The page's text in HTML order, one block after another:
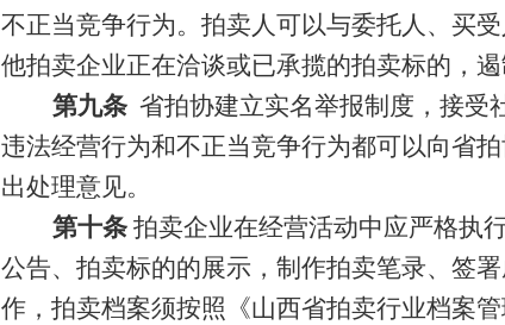
不正当竞争行为。拍卖人可以与委托人、买
他拍卖企业正在洽谈或已承揽的拍卖标的，
第九条 省拍协建立实名举报制度，接受
违法经营行为和不正当竞争行为都可以向省
出处理意见。
第十条拍卖企业在经营活动中应严格执
公告、拍卖标的的展示，制作拍卖笔录、签
作，拍卖档案须按照 《山西省拍卖行业档案